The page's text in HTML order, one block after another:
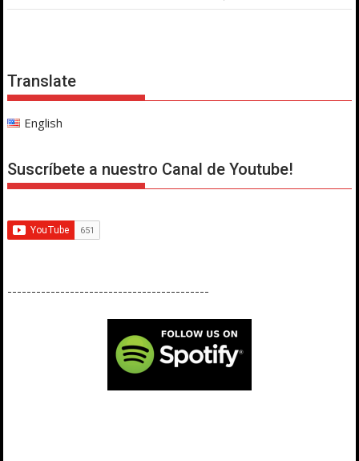
Translate
English
Suscríbete a nuestro Canal de Youtube!
------------------------------------------